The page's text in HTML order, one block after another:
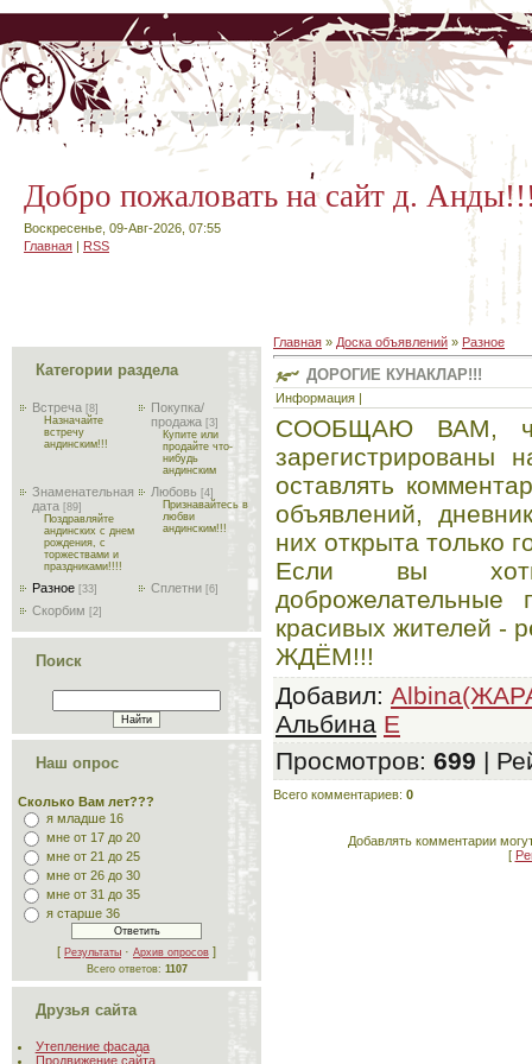
Добро пожаловать на сайт д.
Воскресенье, 09-Авг-2026, 07:55
Главная | RSS
Категории раздела
Встреча [8]
Назначайте
встречу
андинским!!!
Покупка/
продажа [3]
Купите или
продайте что-
нибудь
андинским
Знаменательная
дата [89]
Поздравляйте
андинских с днем
рождения, с
торжествами и
праздниками!!!!
Любовь [4]
Признавайтесь в
любви
андинским!!!
Разное [33] Сплетни [6]
Скорбим [2]
Поиск
Наш опрос
Сколько Вам лет???
я младше 16
мне от 17 до 20
мне от 21 до 25
мне от 26 до 30
мне от 31 до 35
я старше 36
[ Результаты · Архив опросов ]
Всего ответов: 1107
Друзья сайта
Утепление фасада
Продвижение сайта
Главная » Доска объявлений » Разное
ДОРОГИЕ КУНАКЛАР!!!
Информация |
СООБЩАЮ ВАМ,
зарегистрированы
оставлять
объявлений,
них открыта только
Если вы
красивых жителей -
ЖДЁМ!!!
Добавил:
Альбина E
Просмотров: 699 |
Всего комментариев: 0
Добавлять комментарии
[